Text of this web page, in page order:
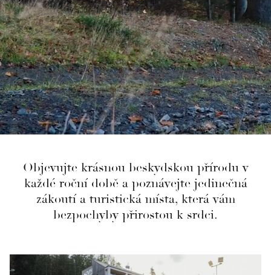
Objevujte krásnou beskydskou přírodu v
každé roční době a poznávejte jedinečná
zákoutí a turistická místa, která vám
bezpochyby přirostou k srdci.